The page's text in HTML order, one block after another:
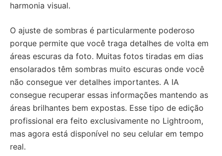
harmonia visual.
O ajuste de sombras é particularmente poderoso
porque permite que você traga detalhes de volta em
áreas escuras da foto. Muitas fotos tiradas em dias
ensolarados têm sombras muito escuras onde você
não consegue ver detalhes importantes. A IA
consegue recuperar essas informações mantendo as
áreas brilhantes bem expostas. Esse tipo de edição
profissional era feito exclusivamente no Lightroom,
mas agora está disponível no seu celular em tempo
real.